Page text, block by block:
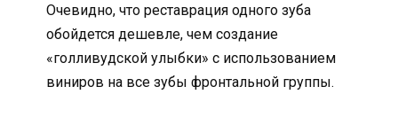
Очевидно, что реставрация одного зуба
обойдется дешевле, чем создание
«голливудской улыбки» с использованием
виниров на все зубы фронтальной группы.